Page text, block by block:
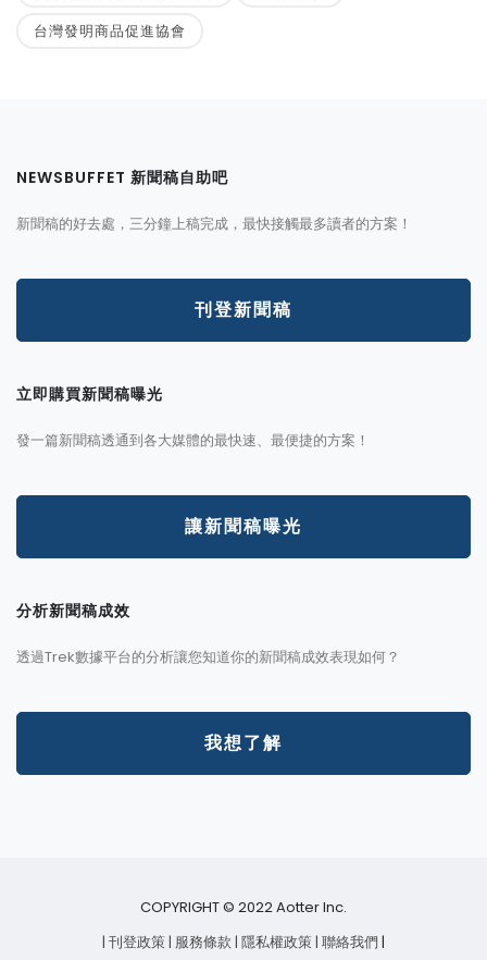
台灣發明商品促進協會
NEWSBUFFET 新聞稿自助吧
新聞稿的好去處，三分鐘上稿完成，最快接觸最多讀者的方案！
刊登新聞稿
立即購買新聞稿曝光
發一篇新聞稿透通到各大媒體的最快速、最便捷的方案！
讓新聞稿曝光
分析新聞稿成效
透過Trek數據平台的分析讓您知道你的新聞稿成效表現如何？
我想了解
COPYRIGHT © 2022 Aotter Inc.
| 刊登政策| 服務條款| 隱私權政策| 聯絡我們 |